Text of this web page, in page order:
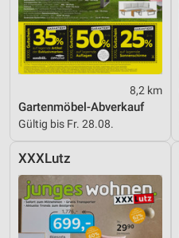
8,2 km
Gartenmöbel-Abverkauf
Gültig bis Fr. 28.08.
XXXLutz